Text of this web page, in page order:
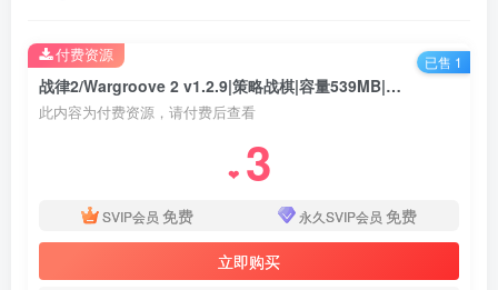
战律2/Wargroove 2 v1.2.9|策略战棋|容量539MB|免安装绿色中文版
此内容为付费资源，请付费后查看
❤ 3
SVIP会员 免费 永久SVIP会员 免费
立即购买
付费资源 已售 1